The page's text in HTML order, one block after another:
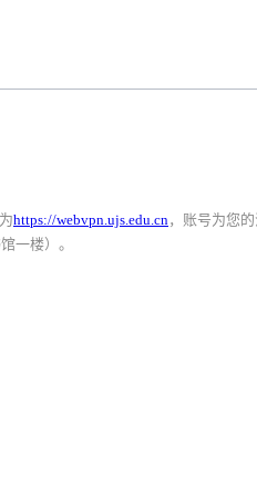
https://webvpn.ujs.edu.cn，账号为您
一楼）。